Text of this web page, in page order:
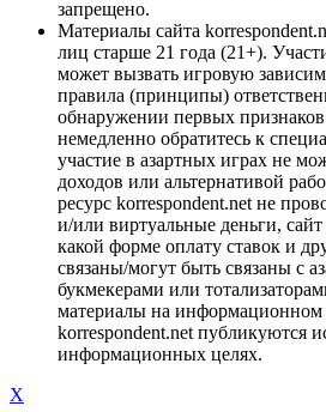
запрещено.
Материалы сайта
лиц старше 21 года (21+).
может вызвать игровую
правила (принципы)
обнаружении первых
немедленно обратитесь к
участие в азартных играх не
доходов или альтернативой
ресурс korrespondent.net не
и/или виртуальные деньги,
какой форме оплату ставок и
связаны/могут быть связаны с
букмекерами или
материалы на информационном
korrespondent.net публикуются
информационных целях.
X